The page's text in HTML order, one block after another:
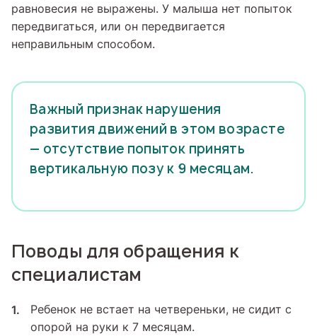
равновесия не выражены. У малыша нет попыток
передвигаться, или он передвигается
неправильным способом.
Важный признак нарушения
развития движений в этом возрасте
— отсутствие попыток принять
вертикальную позу к 9 месяцам.
Поводы для обращения к
специалистам
Ребенок не встает на четвереньки, не сидит с
опорой на руки к 7 месяцам.